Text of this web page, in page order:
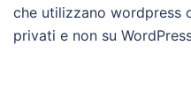
che utilizzano wordpress
privati e non su